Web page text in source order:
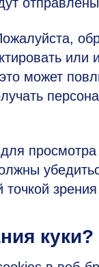
или
может
точкой
куки?